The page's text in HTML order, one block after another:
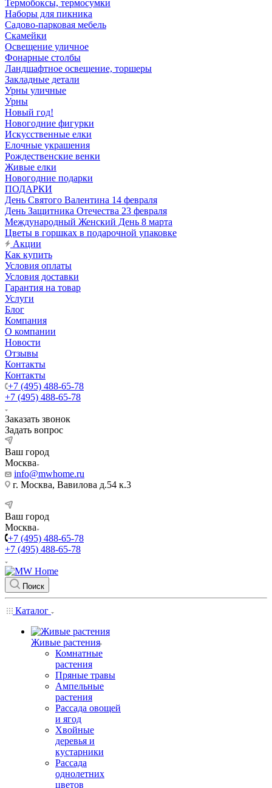
Термобоксы, термосумки
Наборы для пикника
Садово-парковая мебель
Скамейки
Освещение уличное
Фонарные столбы
Ландшафтное освещение, торшеры
Закладные детали
Урны уличные
Урны
Новый год!
Новогодние фигурки
Искусственные елки
Елочные украшения
Рождественские венки
Живые елки
Новогодние подарки
ПОДАРКИ
День Святого Валентина 14 февраля
День Защитника Отечества 23 февраля
Международный Женский День 8 марта
Цветы в горшках в подарочной упаковке
Акции
Как купить
Условия оплаты
Условия доставки
Гарантия на товар
Услуги
Блог
Компания
О компании
Новости
Отзывы
Контакты
Контакты
+7 (495) 488-65-78
+7 (495) 488-65-78
Заказать звонок
Задать вопрос
Ваш город
Москва
info@mwhome.ru
г. Москва, Вавилова д.54 к.3
Ваш город
Москва
+7 (495) 488-65-78
+7 (495) 488-65-78
Поиск
Каталог
Живые растения
Комнатные
растения
Пряные травы
Ампельные
растения
Рассада овощей
и ягод
Хвойные
деревья и
кустарники
Рассада
однолетних
цветов